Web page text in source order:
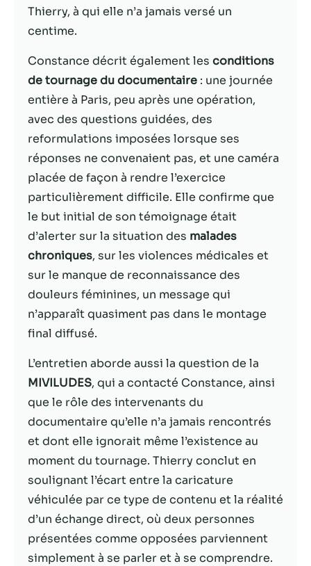
Thierry, à qui elle n’a jamais versé un
centime.
Constance décrit également les conditions
de tournage du documentaire : une journée
entière à Paris, peu après une opération,
avec des questions guidées, des
reformulations imposées lorsque ses
réponses ne convenaient pas, et une caméra
placée de façon à rendre l’exercice
particulièrement difficile. Elle confirme que
le but initial de son témoignage était
d’alerter sur la situation des malades
chroniques, sur les violences médicales et
sur le manque de reconnaissance des
douleurs féminines, un message qui
n’apparaît quasiment pas dans le montage
final diffusé.
L’entretien aborde aussi la question de la
MIVILUDES, qui a contacté Constance, ainsi
que le rôle des intervenants du
documentaire qu’elle n’a jamais rencontrés
et dont elle ignorait même l’existence au
moment du tournage. Thierry conclut en
soulignant l’écart entre la caricature
véhiculée par ce type de contenu et la réalité
d’un échange direct, où deux personnes
présentées comme opposées parviennent
simplement à se parler et à se comprendre.
Si vous refusez
disparaîtront
du site Web.
Marketing
En partageant
votre intérêt et
votre
lorsque vous
visitez notre
site, vous
chances de
voir du
contenu et des
offres
personnalisés.